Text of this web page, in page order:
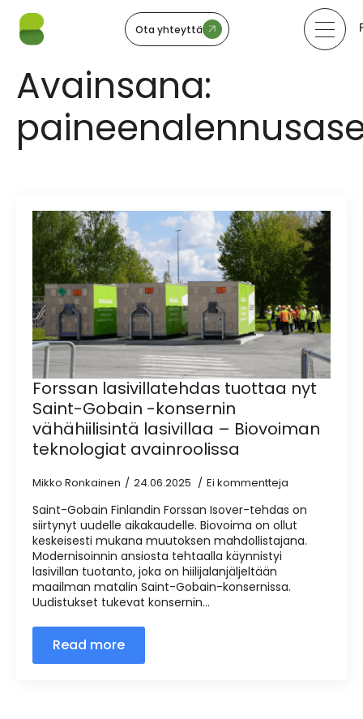
Ota yhteyttä
Avainsana:
Forssan lasivillatehdas tuottaa nyt
Saint-Gobain -konsernin
vähähiilisintä lasivillaa – Biovoiman
teknologiat avainroolissa
Mikko Ronkainen 24.06.2025 Ei kommentteja
Saint-Gobain Finlandin Forssan Isover-tehdas on
siirtynyt uudelle aikakaudelle. Biovoima on ollut
keskeisesti mukana muutoksen mahdollistajana.
Modernisoinnin ansiosta tehtaalla käynnistyi
lasivillan tuotanto, joka on hiilijalanjäljeltään
maailman matalin Saint-Gobain-konsernissa.
Uudistukset tukevat konsernin…
Read more